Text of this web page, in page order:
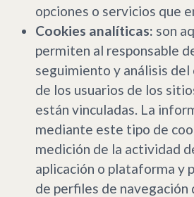
opciones o servicios que
Cookies analíticas: son
permiten al responsable
seguimiento y análisis
de los usuarios de los
están vinculadas. La
mediante este tipo de
medición de la actividad
aplicación o plataforma y
de perfiles de navegación